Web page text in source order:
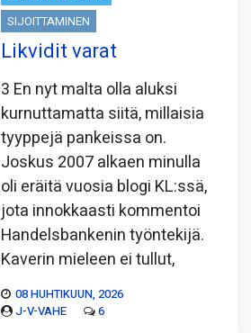
SIJOITTAMINEN
Likvidit varat
3 En nyt malta olla aluksi
kurnuttamatta siitä, millaisia
tyyppejä pankeissa on.
Joskus 2007 alkaen minulla
oli eräitä vuosia blogi KL:ssä,
jota innokkaasti kommentoi
Handelsbankenin työntekijä.
Kaverin mieleen ei tullut,
08 HUHTIKUUN, 2026
J-V-VAHE
6